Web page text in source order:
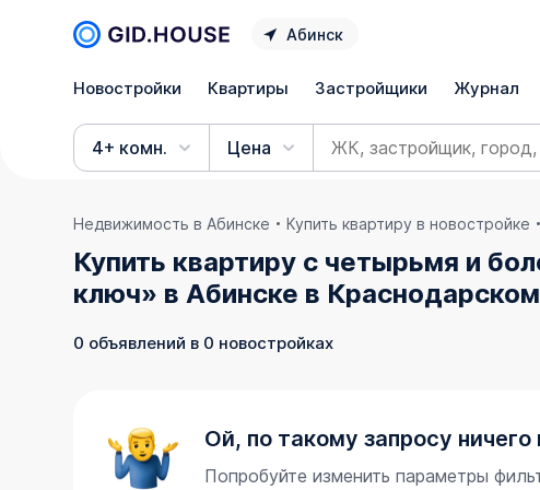
Абинск
Новостройки Квартиры Застройщики Журнал
4+ комн. Цена
Недвижимость в Абинске Купить квартиру в новостройке
Купить квартиру с четырьмя и
ключ» в Абинске в
0 объявлений в 0 новостройках
Ой, по такому запросу ничего
Попробуйте изменить параметры